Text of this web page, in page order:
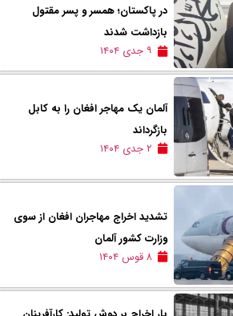
در پاکستان؛ همسر و پسر مقتول
بازداشت شدند
۹ جدی ۱۴۰۴
آلمان یک مهاجر افغان را به کابل
بازگرداند
۲ جدی ۱۴۰۴
تشدید اخراج مهاجران افغان از سوی
وزارت کشور آلمان
۸ قوس ۱۴۰۴